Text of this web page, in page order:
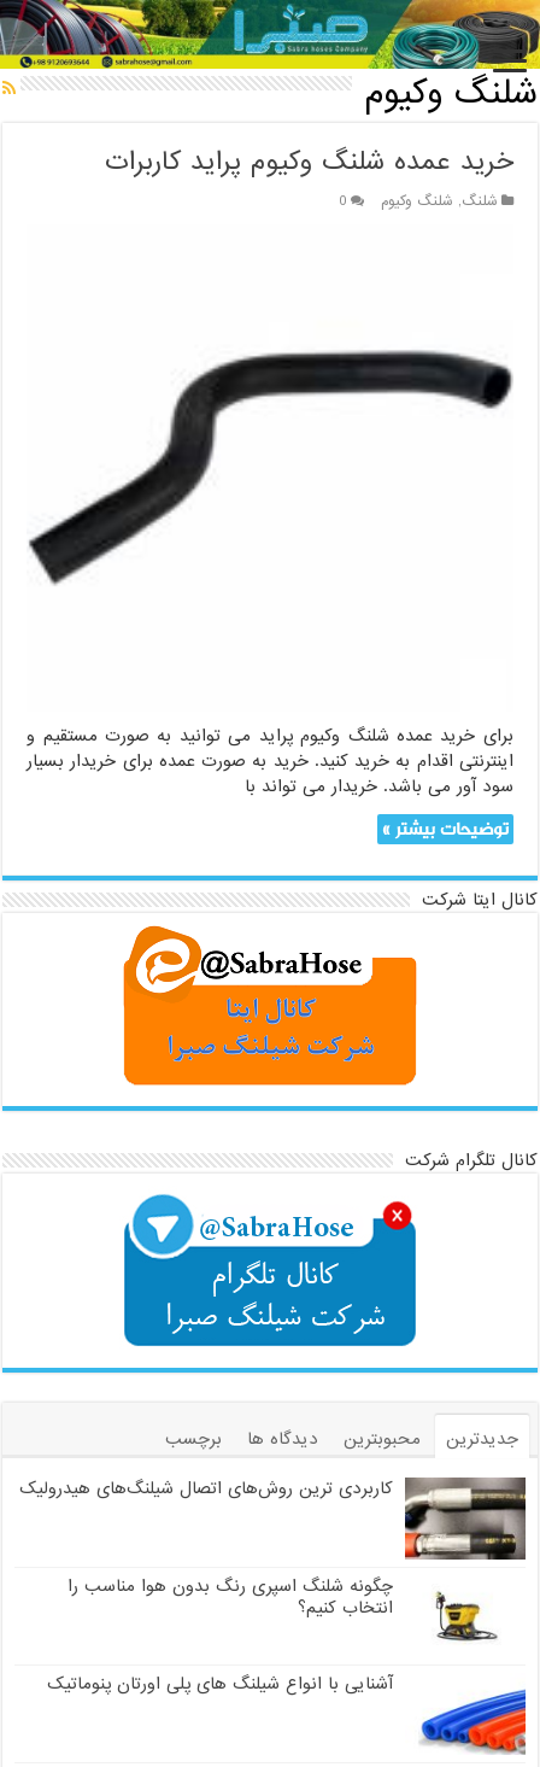
خانه / شلنگ / شلنگ وکیوم
شلنگ وکیوم
خرید عمده شلنگ وکیوم پراید کاربرات
شلنگ, شلنگ وکیوم 0
برای خرید عمده شلنگ وکیوم پراید می توانید به صورت مستقیم و
اینترنتی اقدام به خرید کنید. خرید به صورت عمده برای خریدار بسیار
سود آور می باشد. خریدار می تواند با
توضیحات بیشتر »
کانال ایتا شرکت
کانال تلگرام شرکت
جدیدترین محبوبترین دیدگاه ها
برچسب
کاربردی ترین روش‌های اتصال شیلنگ‌های هیدرولیک
چگونه شلنگ اسپری رنگ بدون هوا مناسب را
انتخاب کنیم؟
آشنایی با انواع شیلنگ های پلی اورتان پنوماتیک